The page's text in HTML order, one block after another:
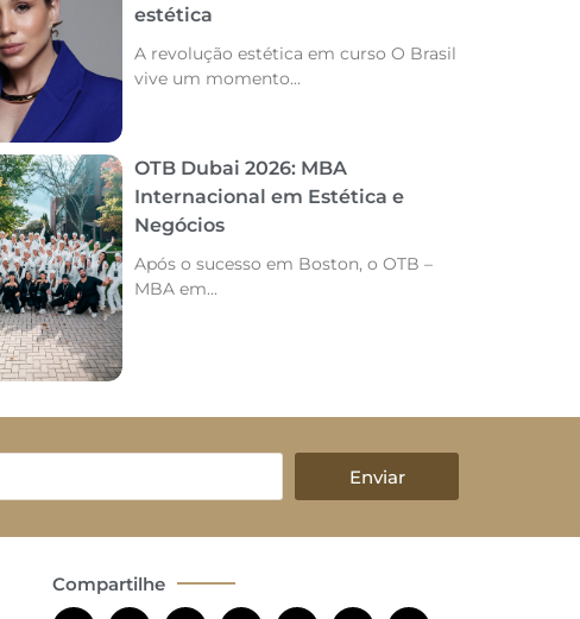
estética
A revolução estética em curso O Brasil
vive um momento...
OTB Dubai 2026: MBA
Internacional em Estética e
Negócios
Após o sucesso em Boston, o OTB –
MBA em...
Enviar
Compartilhe